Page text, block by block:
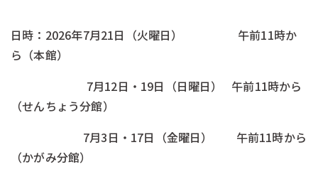
日時：2026年7月21日（火曜日） 午前11時か
ら（本館）
7月12日・19日（日曜日） 午前11時から
（せんちょう分館）
7月3日・17日（金曜日） 午前11時から
（かがみ分館）